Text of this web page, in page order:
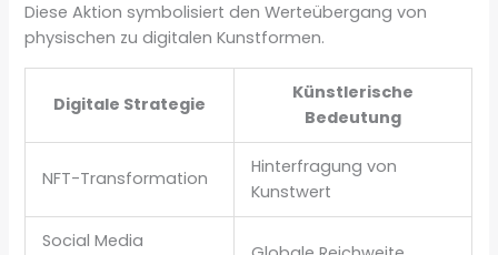
Diese Aktion symbolisiert den Werteübergang von
physischen zu digitalen Kunstformen.
Digitale Strategie
Künstlerische
Bedeutung
NFT-Transformation
Hinterfragung von
Kunstwert
Social Media